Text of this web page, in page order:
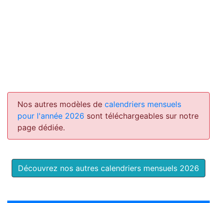
Nos autres modèles de calendriers mensuels
pour l'année 2026 sont téléchargeables sur notre
page dédiée.
Découvrez nos autres calendriers mensuels 2026